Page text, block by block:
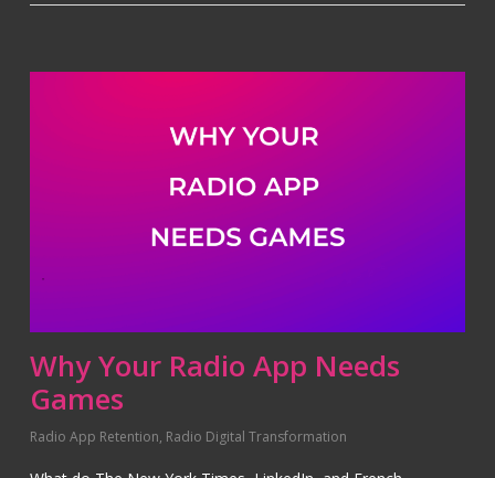
Why Your Radio App Needs
Games
Radio App Retention, Radio Digital Transformation